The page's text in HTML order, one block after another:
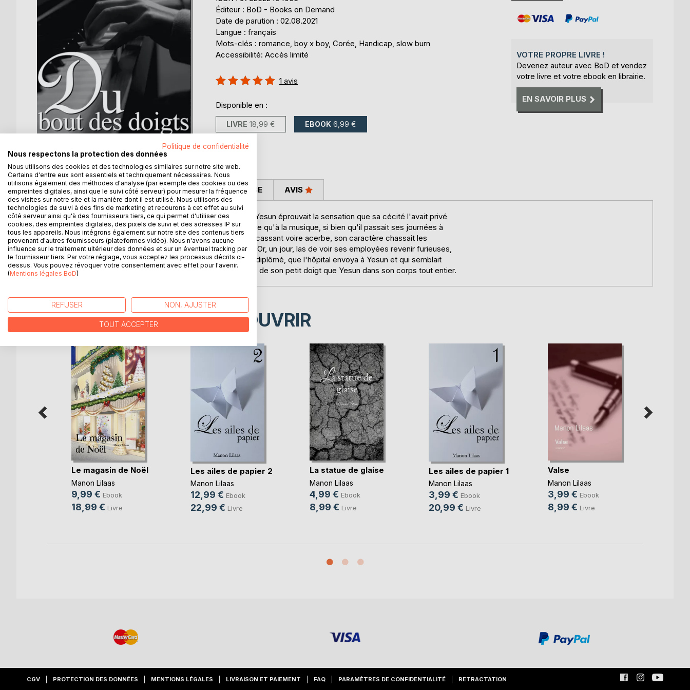
Éditeur : BoD - Books on Demand
Date de parution : 02.08.2021
Langue : français
Mots-clés : romance, boy x boy, Corée, Handicap, slow burn
Accessibilité: Accès limité
Évaluation:
1 avis
Disponible en :
LIVRE 18,99 € EBOOK 6,99 €
VOTRE PROPRE LIVRE !
Devenez auteur avec BoD et vendez
votre livre et votre ebook en librairie.
EN SAVOIR PLUS
DESCRIPTION
Après un accident qui lui coûta sa vue et sa joie de vivre, Yesun éprouvait la sensation que sa cécité l'avait privé
des beautés de ce monde. Il n'avait plus goût à rien d'autre qu'à la musique, si bien qu'il passait ses journées à
jouer du piano chez lui en dépit de son handicap. Devenu cassant voire acerbe, son caractère chassait les
infirmières qui l'assistaient dans ses tâches quotidiennes. Or, un jour, las de voir ses employées revenir furieuses,
ce fut un certain Park Joyeon, jeune homme fraîchement diplômé, que l'hôpital envoya à Yesun et qui semblait
renfermer plus de joie de vivre et de ténacité dans l'ongle de son petit doigt que Yesun dans son corps tout entier.
AUTEUR(S) CRITIQUES PRESSE AVIS
D’AUTRES TITRES À DÉCOUVRIR
Le magasin de Noël
Manon Lilaas
9,99 € Ebook
18,99 € Livre
Les ailes de papier 2
Manon Lilaas
12,99 € Ebook
22,99 € Livre
La statue de glaise
Manon Lilaas
4,99 € Ebook
8,99 € Livre
Les ailes de papier 1
Manon Lilaas
3,99 € Ebook
20,99 € Livre
Valse
Manon Lilaas
3,99 € Ebook
8,99 € Livre
CGV PROTECTION DES DONNÉES MENTIONS LÉGALES LIVRAISON ET PAIEMENT FAQ PARAMÈTRES DE CONFIDENTIALITÉ RETRACTATION
Politique de confidentialité
Nous respectons la protection des données
Nous utilisons des cookies et des technologies similaires sur notre site web.
Certains d'entre eux sont essentiels et techniquement nécessaires. Nous
utilisons également des méthodes d'analyse (par exemple des cookies ou des
empreintes digitales, ainsi que le suivi côté serveur) pour mesurer la fréquence
des visites sur notre site et la manière dont il est utilisé. Nous utilisons des
technologies de suivi à des fins de marketing et recourons à cet effet au suivi
côté serveur ainsi qu'à des fournisseurs tiers, ce qui permet d'utiliser des
cookies, des empreintes digitales, des pixels de suivi et des adresses IP sur
tous les appareils. Nous intégrons également sur notre site des contenus tiers
provenant d'autres fournisseurs (plateformes vidéo). Nous n'avons aucune
influence sur le traitement ultérieur des données et sur un éventuel tracking par
le fournisseur tiers. Par votre réglage, vous acceptez les processus décrits ci-
dessus. Vous pouvez révoquer votre consentement avec effet pour l'avenir.
(Mentions légales BoD)
REFUSER NON, AJUSTER
TOUT ACCEPTER